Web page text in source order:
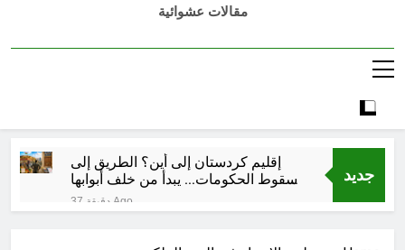
مقالات عشوائية
جديد
إقليم كردستان إلى أين؟ الطريق إلى
سقوط الحكومات… يبدأ من خلف أبوابها
المغلقة37 دقيقة Ago